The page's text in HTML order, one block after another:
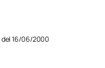
del 16/06/2000